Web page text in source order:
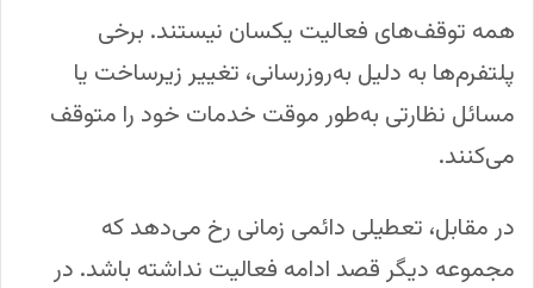
همه توقف‌های فعالیت یکسان نیستند. برخی
پلتفرم‌ها به دلیل به‌روزرسانی، تغییر زیرساخت یا
مسائل نظارتی به‌طور موقت خدمات خود را متوقف
می‌کنند.
در مقابل، تعطیلی دائمی زمانی رخ می‌دهد که
مجموعه دیگر قصد ادامه فعالیت نداشته باشد. در